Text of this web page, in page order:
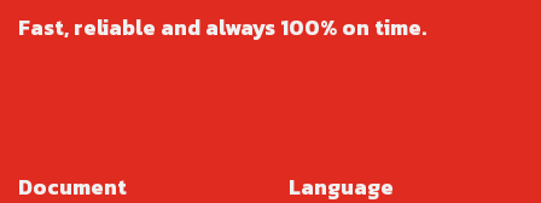
Fast, reliable and always 100% on time.
Document
Language